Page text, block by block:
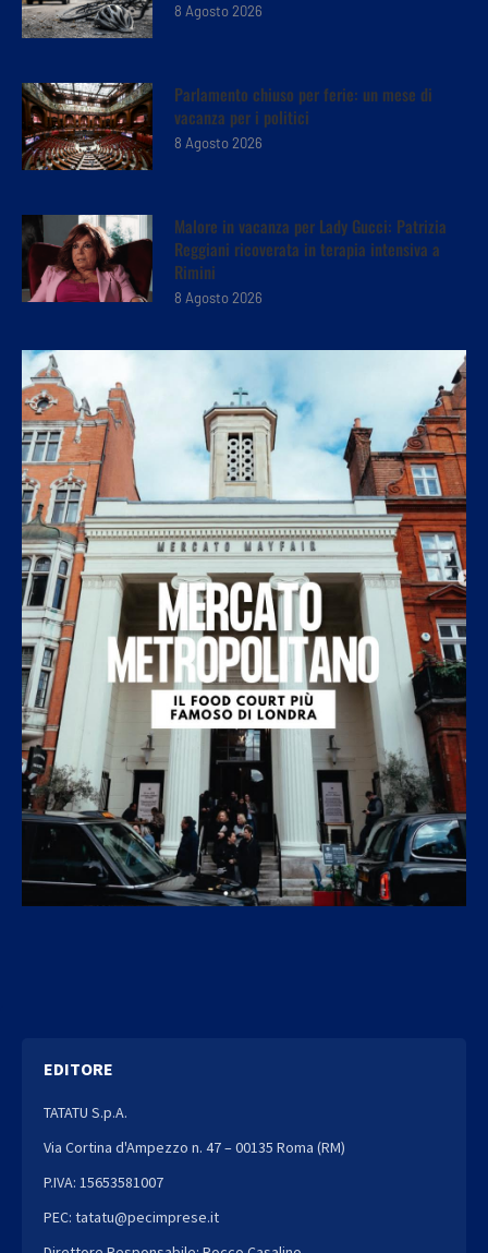
8 Agosto 2026
Parlamento chiuso per ferie: un mese di
vacanza per i politici
8 Agosto 2026
Malore in vacanza per Lady Gucci: Patrizia
Reggiani ricoverata in terapia intensiva a
Rimini
8 Agosto 2026
EDITORE
TATATU S.p.A.
Via Cortina d'Ampezzo n. 47 – 00135 Roma (RM)
P.IVA: 15653581007
PEC: tatatu@pecimprese.it